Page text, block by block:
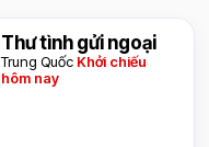
Thư tình gửi ngoại
Trung Quốc Khởi chiếu
hôm nay